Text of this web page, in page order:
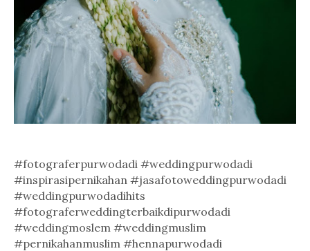
#fotograferpurwodadi #weddingpurwodadi
#inspirasipernikahan #jasafotoweddingpurwodadi
#weddingpurwodadihits
#fotograferweddingterbaikdipurwodadi
#weddingmoslem #weddingmuslim
#pernikahanmuslim #hennapurwodadi